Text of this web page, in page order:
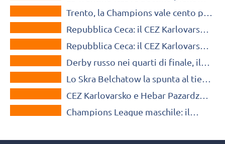
CHAMPIONS LEAGUE
Trento, la Champions vale cento per
MONDO
Repubblica Ceca: il CEZ Karlovarsko
MONDO
Repubblica Ceca: il CEZ Karlovarsko
brividi
CEV CUP
Derby russo nei quarti di finale, il
Galatasaray
CEV CUP
Lo Skra Belchatow la spunta al tie
CHAMPIONS LEAGUE
CEZ Karlovarsko e Hebar Pazardzhik
CHAMPIONS LEAGUE
Champions League maschile: il